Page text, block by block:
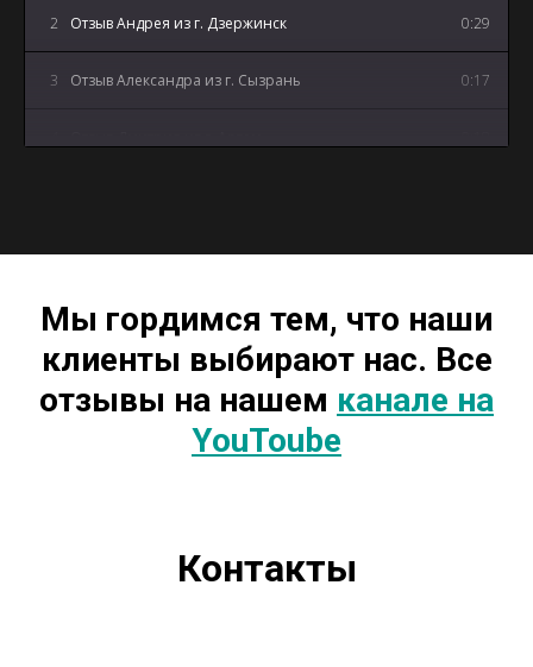
2 Отзыв Андрея из г. Дзержинск 0:29
3 Отзыв Александра из г. Сызрань 0:17
Мы гордимся тем, что наши
клиенты выбирают нас. Все
отзывы на нашем канале на
YouToube
Контакты